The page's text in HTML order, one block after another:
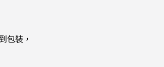
包裝，